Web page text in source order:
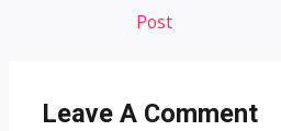
Post
Leave A Comment